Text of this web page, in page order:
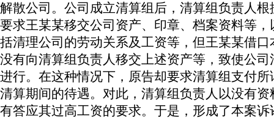
解散公司。公司成立清算组后，清算组负责人
要求王某某移交公司资产、印章、档案资料等
括清理公司的劳动关系及工资等，但王某某借
没有向清算组负责人移交上述资产等，致使公
进行。在这种情况下，原告却要求清算组支付
清算期间的待遇。对此，清算组负责人以没有
有答应其过高工资的要求。于是，形成了本案诉